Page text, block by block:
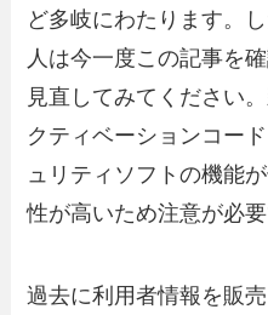
ど多岐にわたります。
人は今一度この記事を
見直してみてください
クティベーションコー
ュリティソフトの機能
性が高いため注意が必要
過去に利用者情報を販